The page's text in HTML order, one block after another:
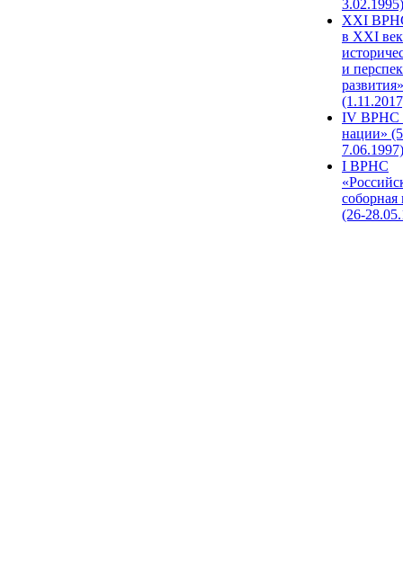
3.02.1995)
XХI
в XXI
и
развития»
IV ВРНС
нации»
7.06.1997)
I ВРНС
(26-